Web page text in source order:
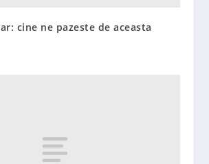
cine ne pazeste de aceasta